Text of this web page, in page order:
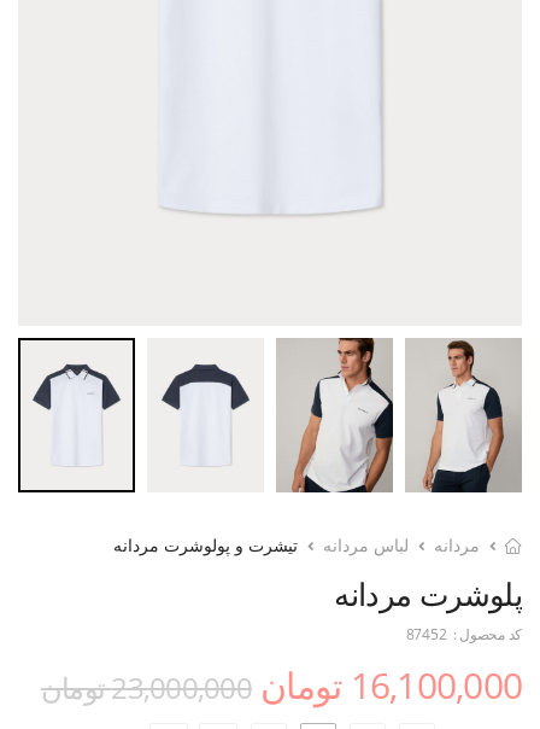
مردانه لباس مردانه تیشرت و پولوشرت مردانه
پلوشرت مردانه
کد محصول : 87452
16,100,000 تومان 23,000,000 تومان